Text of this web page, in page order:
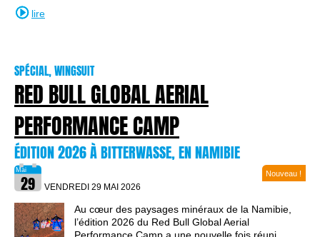
lire
SPÉCIAL, WINGSUIT
RED BULL GLOBAL AERIAL
PERFORMANCE CAMP
ÉDITION 2026 À BITTERWASSE, EN NAMIBIE
VENDREDI 29 MAI 2026
Nouveau !
Au cœur des paysages minéraux de la Namibie,
l’édition 2026 du Red Bull Global Aerial